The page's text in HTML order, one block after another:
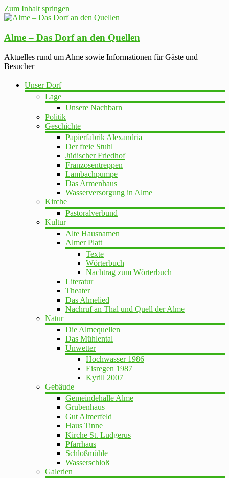
Zum Inhalt springen
Alme – Das Dorf an den Quellen
Aktuelles rund um Alme sowie Informationen für Gäste und
Besucher
Unser Dorf
Lage
Unsere Nachbarn
Politik
Geschichte
Papierfabrik Alexandria
Der freie Stuhl
Jüdischer Friedhof
Franzosentreppen
Lambachpumpe
Das Armenhaus
Wasserversorgung in Alme
Kirche
Pastoralverbund
Kultur
Alte Hausnamen
Almer Platt
Texte
Wörterbuch
Nachtrag zum Wörterbuch
Literatur
Theater
Das Almelied
Nachruf an Thal und Quell der Alme
Natur
Die Almequellen
Das Mühlental
Unwetter
Hochwasser 1986
Eisregen 1987
Kyrill 2007
Gebäude
Gemeindehalle Alme
Grubenhaus
Gut Almerfeld
Haus Tinne
Kirche St. Ludgerus
Pfarrhaus
Schloßmühle
Wasserschloß
Galerien